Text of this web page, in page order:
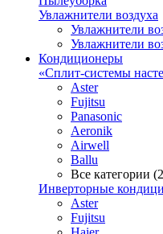
Увлажнители воздуха
Увлажнители
Увлажнители
Кондиционеры
«Сплит-системы
Aster
Fujitsu
Panasonic
Aeronik
Airwell
Ballu
Все категории
Инверторные
Aster
Fujitsu